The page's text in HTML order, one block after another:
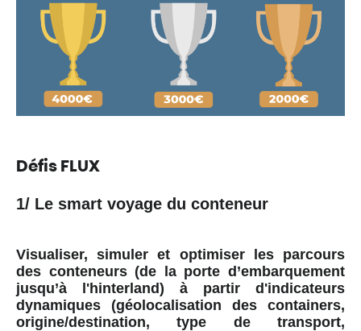
Défis FLUX
1/ Le smart voyage du conteneur
Visualiser, simuler et optimiser les parcours
des conteneurs (de la porte d’embarquement
jusqu’à l'hinterland) à partir d'indicateurs
dynamiques (géolocalisation des containers,
origine/destination, type de transport,